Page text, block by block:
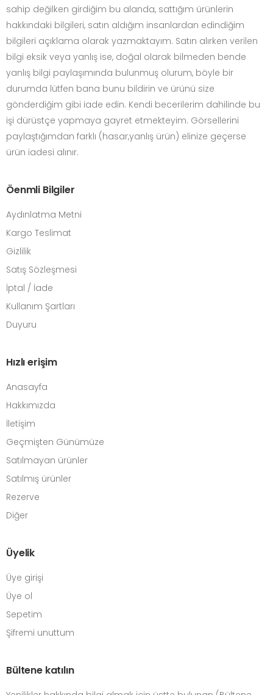
sahip değilken girdiğim bu alanda, sattığım ürünlerin
hakkındaki bilgileri, satın aldığım insanlardan edindiğim
bilgileri açıklama olarak yazmaktayım. Satın alırken verilen
bilgi eksik veya yanlış ise, doğal olarak bilmeden bende
yanlış bilgi paylaşımında bulunmuş olurum, böyle bir
durumda lütfen bana bunu bildirin ve ürünü size
gönderdiğim gibi iade edin. Kendi becerilerim dahilinde bu
işi dürüstçe yapmaya gayret etmekteyim. Görsellerini
paylaştığımdan farklı (hasar,yanlış ürün) elinize geçerse
ürün iadesi alınır.
Öenmli Bilgiler
Aydınlatma Metni
Kargo Teslimat
Gizlilik
Satış Sözleşmesi
İptal / İade
Kullanım Şartları
Duyuru
Hızlı erişim
Anasayfa
Hakkımızda
İletişim
Geçmişten Günümüze
Satılmayan ürünler
Satılmış ürünler
Rezerve
Diğer
Üyelik
Üye girişi
Üye ol
Sepetim
Şifremi unuttum
Bültene katılın